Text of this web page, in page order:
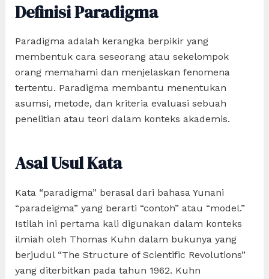
Definisi Paradigma
Paradigma adalah kerangka berpikir yang
membentuk cara seseorang atau sekelompok
orang memahami dan menjelaskan fenomena
tertentu. Paradigma membantu menentukan
asumsi, metode, dan kriteria evaluasi sebuah
penelitian atau teori dalam konteks akademis.
Asal Usul Kata
Kata “paradigma” berasal dari bahasa Yunani
“paradeigma” yang berarti “contoh” atau “model.”
Istilah ini pertama kali digunakan dalam konteks
ilmiah oleh Thomas Kuhn dalam bukunya yang
berjudul “The Structure of Scientific Revolutions”
yang diterbitkan pada tahun 1962. Kuhn